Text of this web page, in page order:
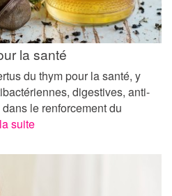
la santé
du thym pour la santé, y
digestives, anti-
le renforcement du
suite